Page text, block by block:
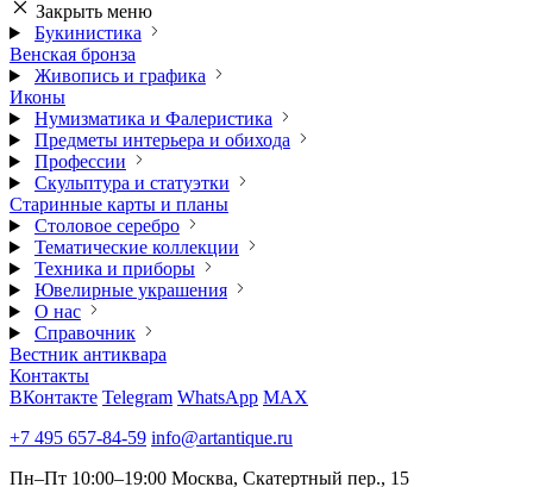
Закрыть меню
Букинистика
Венская бронза
Живопись и графика
Иконы
Нумизматика и Фалеристика
Предметы интерьера и обихода
Профессии
Скульптура и статуэтки
Старинные карты и планы
Столовое серебро
Тематические коллекции
Техника и приборы
Ювелирные украшения
О нас
Справочник
Вестник антиквара
Контакты
ВКонтакте Telegram WhatsApp MAX
+7 495 657-84-59 info@artantique.ru
Пн–Пт 10:00–19:00 Москва, Скатертный пер., 15